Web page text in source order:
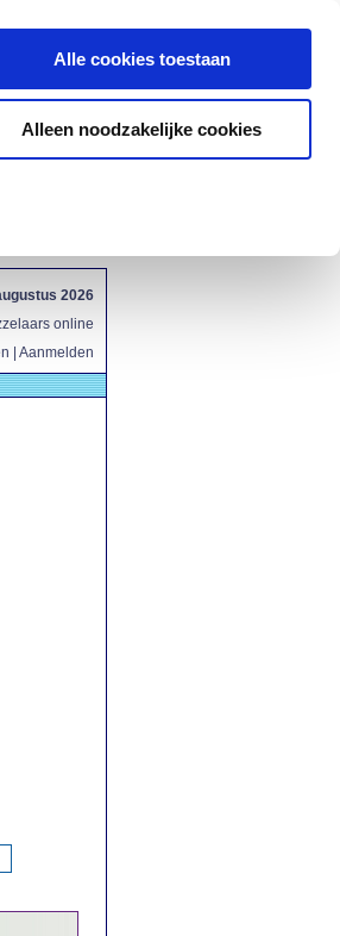
Alle cookies toestaan
Alleen noodzakelijke cookies
2026
online
Aanmelden